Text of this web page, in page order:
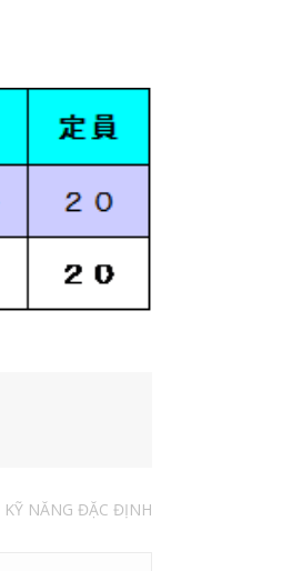
KỸ NĂNG ĐẶC ĐỊNH